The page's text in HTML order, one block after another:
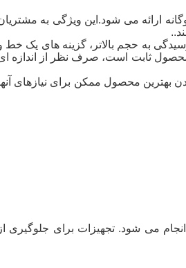
ارائه می شود.این ویژگی به
به حجم بالاتر، گزینه های یک خط
ثابت است، صرف نظر از اندازه
بهترین محصول ممکن برای نیازهای
می شود. تجهیزات برای جلوگیری